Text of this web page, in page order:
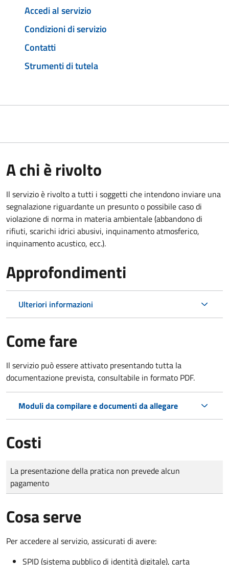
Accedi al servizio
Condizioni di servizio
Contatti
Strumenti di tutela
A chi è rivolto
Il servizio è rivolto a tutti i soggetti che intendono inviare una
segnalazione riguardante un presunto o possibile caso di
violazione di norma in materia ambientale (abbandono di
rifiuti, scarichi idrici abusivi, inquinamento atmosferico,
inquinamento acustico, ecc.).
Approfondimenti
Ulteriori informazioni
Come fare
Il servizio può essere attivato presentando tutta la
documentazione prevista, consultabile in formato PDF.
Moduli da compilare e documenti da allegare
Costi
Tipo di pagamento
Importo
La presentazione della pratica non prevede alcun
pagamento
Cosa serve
Per accedere al servizio, assicurati di avere:
SPID (sistema pubblico di identità digitale), carta